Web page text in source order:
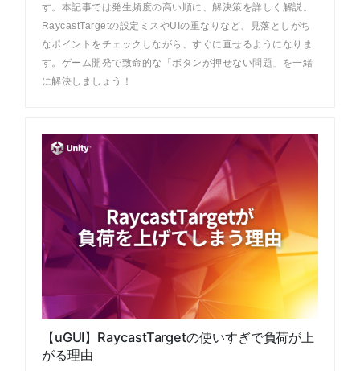
す。本記事では発生頻度の高い順に、解決策を詳しく解説。
RaycastTargetの設定ミスやUIの重なりなど、見落としがち
なポイントをチェックしながら、すぐに直せるようになりま
す。ゲーム開発で致命的な「ボタンが押せない問題」を一緒
に解決しましょう！
【uGUI】RaycastTargetの使いすぎで負荷が上
がる理由